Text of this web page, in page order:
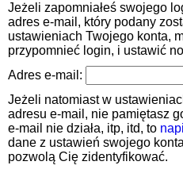
Jeżeli zapomniałeś swojego
adres e-mail, który podany
ustawieniach Twojego konta,
przypomnieć login, i ustawić
Adres e-mail:
Jeżeli natomiast w
adresu e-mail, nie pamiętasz
e-mail nie działa, itp, itd, to
dane z ustawień swojego
pozwolą Cię zidentyfikować.